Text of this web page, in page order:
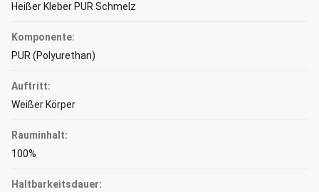
Heißer Kleber PUR Schmelz
Komponente:
PUR (Polyurethan)
Auftritt:
Weißer Körper
Rauminhalt:
100%
Haltbarkeitsdauer: